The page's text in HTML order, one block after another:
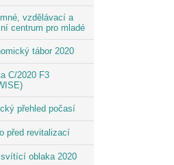
vzdělávací a
centrum pro mladé
tábor 2020
C/2020 F3
přehled počasí
před revitalizací
oblaka 2020